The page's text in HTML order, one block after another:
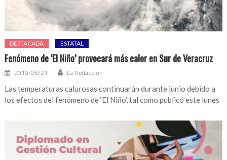
DESTACADA ESTATAL
Fenómeno de ‘El Niño’ provocará más calor en Sur de Veracruz
2019/05/21 La Redacción
Las temperaturas calurosas continuarán durante junio debido a
los efectos del fenómeno de ‘El Niño’, tal como publicó este lunes